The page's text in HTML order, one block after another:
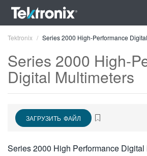
FRANÇAIS
Tektronix Series 2000 High-Performance
Series 2000 High-
Digital Multimeters
ЗАГРУЗИТЬ ФАЙЛ
Series 2000 High Performance